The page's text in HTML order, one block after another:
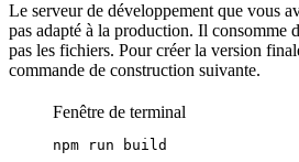
Le serveur de développement que vous
pas adapté à la production. Il consomme
pas les fichiers. Pour créer la version
commande de construction suivante.
Fenêtre de terminal
npm run build